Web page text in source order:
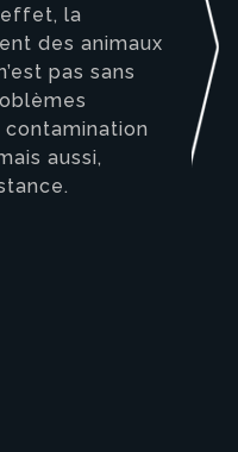
effet, la
des animaux
pas sans
contamination
aussi,